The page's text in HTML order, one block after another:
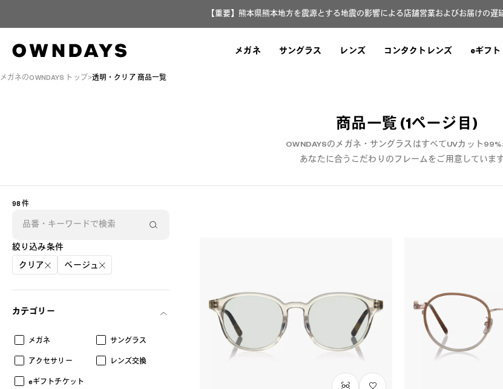
【重要】熊本県熊本地方を震源とする地震の影響による店舗営業およびお届けの遅
メガネ サングラス レンズ コンタクトレンズ eギフト
メガネのOWNDAYS トップ 透明・クリア 商品一覧
商品一覧 (1ページ目)
OWNDAYSのメガネ・サングラスはすべてUVカット99%
あなたに合うこだわりのフレームをご用意しています
98 件
絞り込み条件
クリア ベージュ
カテゴリー
メガネ サングラス
アクセサリー レンズ交換
eギフトチケット
AR 3D